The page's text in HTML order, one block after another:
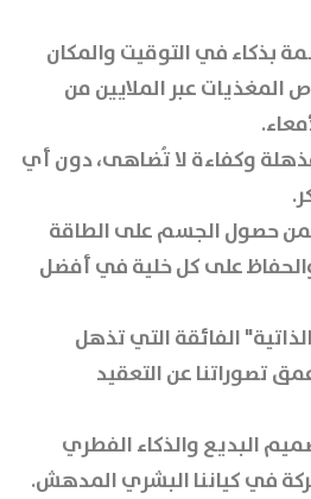
بذكاء في التوقيت والمكان
المغذيات عبر الملايين من
وكفاءة لا تُضاهى، دون أي
حصول الجسم على الطاقة
والحفاظ على كل خلية في أفضل
الفائقة التي تذهل
تصوراتنا عن التعقيد
البديع والذكاء الفطري
في كياننا البشري المدهش.